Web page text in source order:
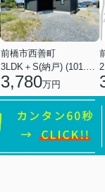
前橋市西善町
3,780万円